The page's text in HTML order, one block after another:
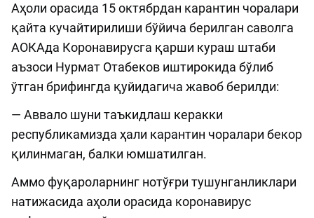
Аҳоли орасида 15 октябрдан карантин чоралари
қайта кучайтирилиши бўйича берилган саволга
АОКАда Коронавирусга қарши кураш штаби
аъзоси Нурмат Отабеков иштирокида бўлиб
ўтган брифингда қуйидагича жавоб берилди:
— Аввало шуни таъкидлаш керакки
республикамизда ҳали карантин чоралари бекор
қилинмаган, балки юмшатилган.
Аммо фуқароларнинг нотўғри тушунганликлари
натижасида аҳоли орасида коронавирус